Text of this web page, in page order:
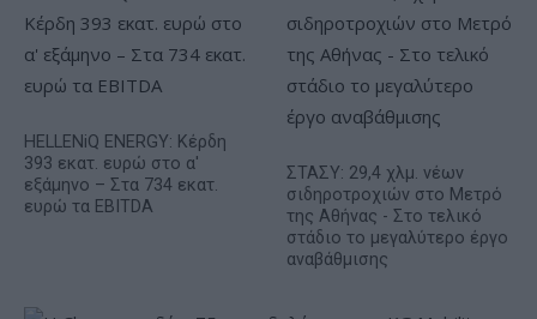
HELLENiQ ENERGY: Κέρδη
393 εκατ. ευρώ στο α'
εξάμηνο – Στα 734 εκατ.
ευρώ τα EBITDA
ΣΤΑΣΥ: 29,4 χλμ. νέων
σιδηροτροχιών στο Μετρό
της Αθήνας - Στο τελικό
στάδιο το μεγαλύτερο έργο
αναβάθμισης